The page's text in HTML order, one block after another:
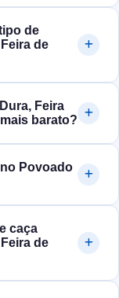
de
de
Feira
barato?
Povoado
caça
de